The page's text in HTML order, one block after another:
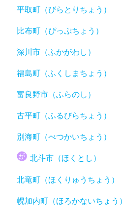
平取町（びらとりちょう）
比布町（ぴっぷちょう）
深川市（ふかがわし）
福島町（ふくしまちょう）
富良野市（ふらのし）
古平町（ふるびらちょう）
別海町（べつかいちょう）
北斗市（ほくとし）
北竜町（ほくりゅうちょう）
幌加内町（ほろかないちょう）